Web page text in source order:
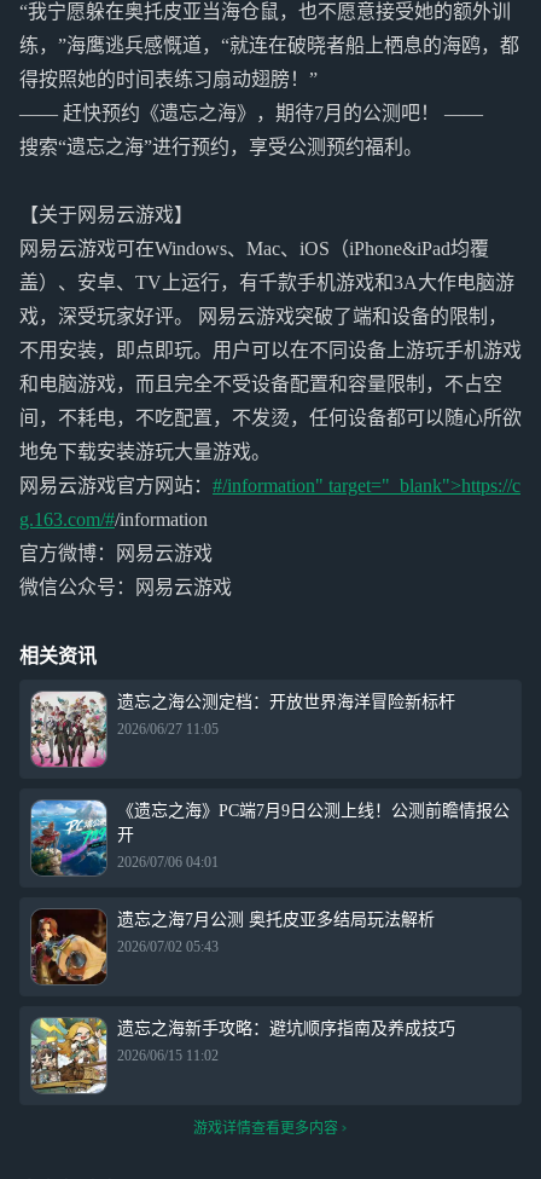
“我宁愿躲在奥托皮亚当海仓鼠，也不愿意接受她的额外训
练，”海鹰逃兵感慨道，“就连在破晓者船上栖息的海鸥，都
得按照她的时间表练习扇动翅膀！”
—— 赶快预约《遗忘之海》，期待7月的公测吧！ ——
搜索“遗忘之海”进行预约，享受公测预约福利。
【关于网易云游戏】
网易云游戏可在Windows、Mac、iOS（iPhone&iPad均覆
盖）、安卓、TV上运行，有千款手机游戏和3A大作电脑游
戏，深受玩家好评。 网易云游戏突破了端和设备的限制，
不用安装，即点即玩。用户可以在不同设备上游玩手机游戏
和电脑游戏，而且完全不受设备配置和容量限制，不占空
间，不耗电，不吃配置，不发烫，任何设备都可以随心所欲
地免下载安装游玩大量游戏。
网易云游戏官方网站： #/information" target="_blank">https://c
g.163.com/#/information
官方微博：网易云游戏
微信公众号：网易云游戏
相关资讯
遗忘之海公测定档：开放世界海洋冒险新标杆
2026/06/27 11:05
《遗忘之海》PC端7月9日公测上线！公测前瞻情报公
开
2026/07/06 04:01
遗忘之海7月公测 奥托皮亚多结局玩法解析
2026/07/02 05:43
遗忘之海新手攻略：避坑顺序指南及养成技巧
2026/06/15 11:02
游戏详情查看更多内容